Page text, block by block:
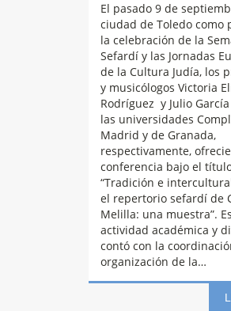
El pasado 9 de
ciudad de Toledo como
la celebración de la
Sefardí y las Jornadas
de la Cultura Judía, los
y musicólogos Victoria
Rodríguez y Julio
las universidades
Madrid y de Granada,
respectivamente,
conferencia bajo el
“Tradición e
el repertorio sefardí de
Melilla: una muestra”.
actividad académica y
contó con la
organización de la…
Cursos